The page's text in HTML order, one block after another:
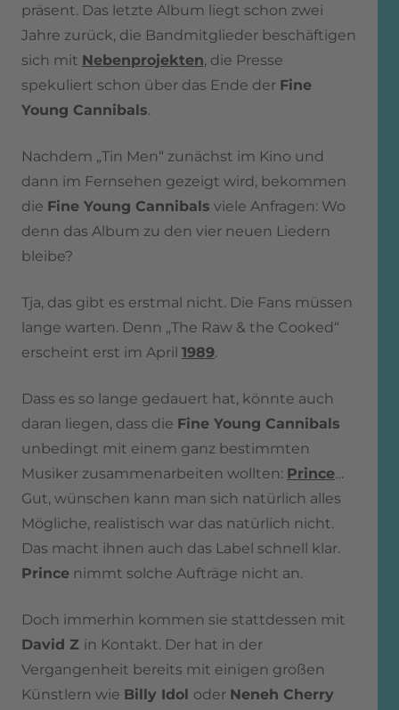
präsent. Das letzte Album liegt schon zwei
Jahre zurück, die Bandmitglieder beschäftigen
sich mit Nebenprojekten, die Presse
spekuliert schon über das Ende der Fine
Young Cannibals.
Nachdem „Tin Men“ zunächst im Kino und
dann im Fernsehen gezeigt wird, bekommen
die Fine Young Cannibals viele Anfragen: Wo
denn das Album zu den vier neuen Liedern
bleibe?
Tja, das gibt es erstmal nicht. Die Fans müssen
lange warten. Denn „The Raw & the Cooked“
erscheint erst im April 1989.
Dass es so lange gedauert hat, könnte auch
daran liegen, dass die Fine Young Cannibals
unbedingt mit einem ganz bestimmten
Musiker zusammenarbeiten wollten: Prince…
Gut, wünschen kann man sich natürlich alles
Mögliche, realistisch war das natürlich nicht.
Das macht ihnen auch das Label schnell klar.
Prince nimmt solche Aufträge nicht an.
Doch immerhin kommen sie stattdessen mit
David Z in Kontakt. Der hat in der
Vergangenheit bereits mit einigen großen
Künstlern wie Billy Idol oder Neneh Cherry